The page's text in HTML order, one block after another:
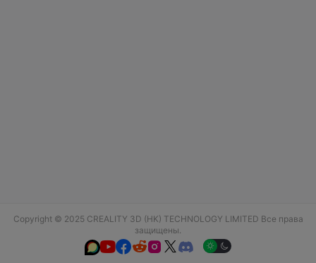
Copyright © 2025 CREALITY 3D (HK) TECHNOLOGY LIMITED Все права
защищены.
  